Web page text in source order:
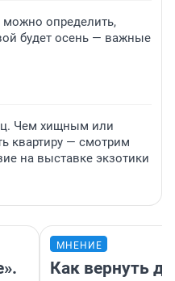
можно определить,
будет осень — важные
Чем хищным или
квартиру — смотрим
на выставке экзотики
МНЕНИЕ
Как вернуть